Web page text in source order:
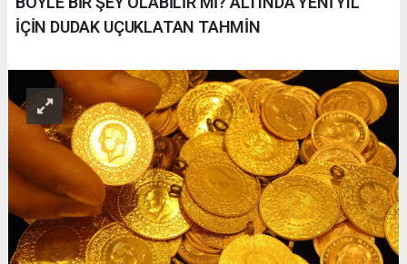
İÇİN DUDAK UÇUKLATAN TAHMİN